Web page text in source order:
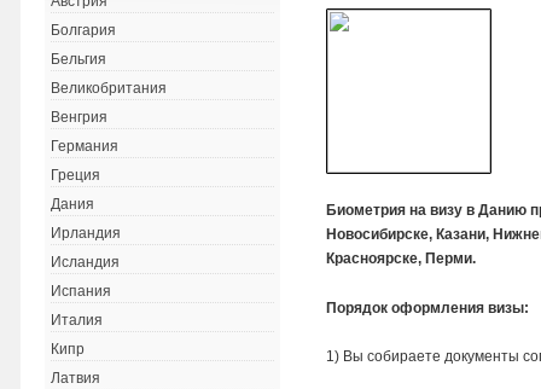
Биометрия на визу в Данию
Новосибирске, Казани,
Красноярске, Перми.
Порядок оформления визы:
1) Вы собираете документы
Болгария
Бельгия
Великобритания
Венгрия
Германия
Греция
Дания
Ирландия
Исландия
Испания
Италия
Кипр
Латвия